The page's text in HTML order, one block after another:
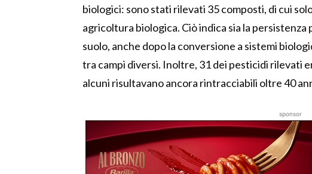
biologici: sono stati rilevati 35 composti, di cui
agricoltura biologica. Ciò indica sia la
suolo, anche dopo la conversione a sistemi
tra campi diversi. Inoltre, 31 dei pesticidi rilevati
alcuni risultavano ancora rintracciabili oltre 40
sponsor